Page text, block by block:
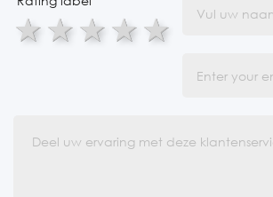
5 stars
4 stars
3 stars
2 stars
1 star